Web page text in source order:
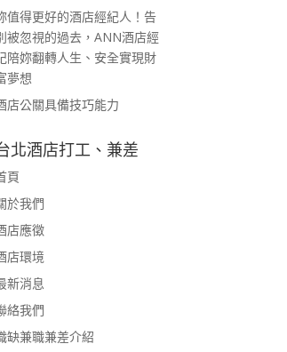
值得更好的酒店經紀人！告
被忽視的過去，ANN酒店經
陪妳翻轉人生、安全實現財
夢想
店公關具備技巧能力
北酒店打工、兼差
頁
於我們
店應徵
店環境
新消息
絡我們
缺兼職兼差介紹